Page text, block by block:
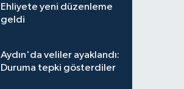
Ehliyete yeni düzenleme
geldi
Aydın'da veliler ayaklandı:
Duruma tepki gösterdiler